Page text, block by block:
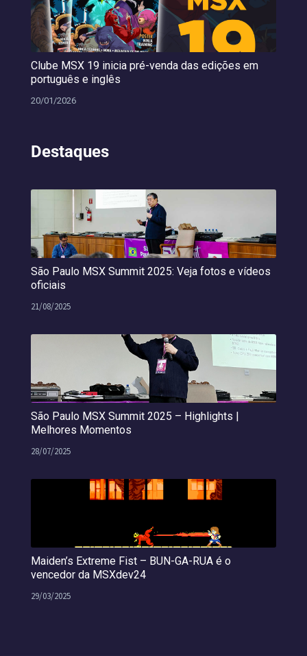
Clube MSX 19 inicia pré-venda das edições em
português e inglês
20/01/2026
Destaques
São Paulo MSX Summit 2025: Veja fotos e vídeos
oficiais
21/08/2025
São Paulo MSX Summit 2025 – Highlights |
Melhores Momentos
28/07/2025
Maiden’s Extreme Fist – BUN-GA-RUA é o
vencedor da MSXdev24
29/03/2025